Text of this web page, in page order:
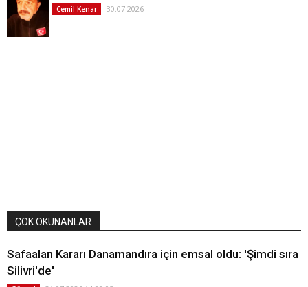
Cemil Kenar 30.07.2026
ÇOK OKUNANLAR
Safaalan Kararı Danamandıra için emsal oldu: 'Şimdi sıra
Silivri'de'